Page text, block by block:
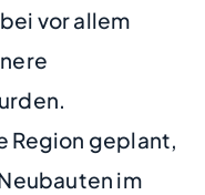
vor allem
Region geplant,
im